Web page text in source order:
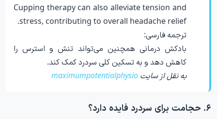
Cupping therapy can also alleviate tension and
stress, contributing to overall headache relief.
ترجمه فارسی:
بادکش درمانی همچنین می‌تواند تنش و استرس را
کاهش دهد و به تسکین کلی سردرد کمک کند.
به نقل از سایت maximumpotentialphysio
۶. حجامت برای سردرد فایده دارد؟